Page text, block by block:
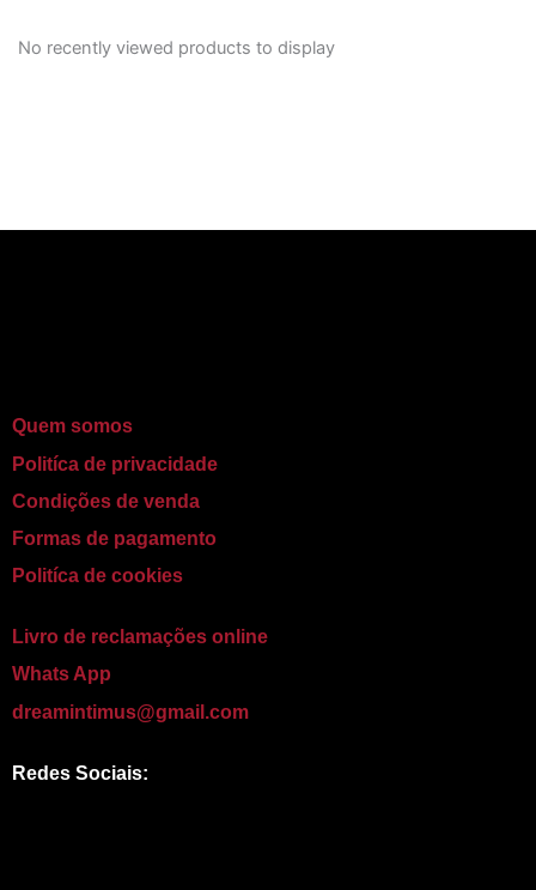
No recently viewed products to display
Quem somos
Politíca de privacidade
Condições de venda
Formas de pagamento
Politíca de cookies
Livro de reclamações online
Whats App
dreamintimus@gmail.com
Redes Sociais: